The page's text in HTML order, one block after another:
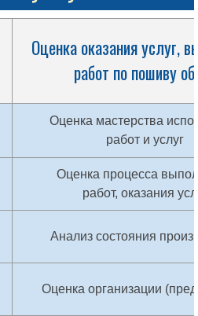
Оценка оказания услуг,
работ по пошиву
Оценка мастерства
работ и услуг
Оценка процесса
работ, оказания
Анализ состояния
Оценка организации